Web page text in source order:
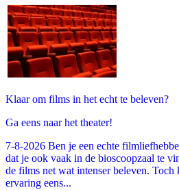
Klaar om films in het echt te beleven?
Ga eens naar het theater!
7-8-2026 Ben je een echte
dat je ook vaak in de bioscoopzaal te
de films net wat intenser beleven. Toch
ervaring eens...